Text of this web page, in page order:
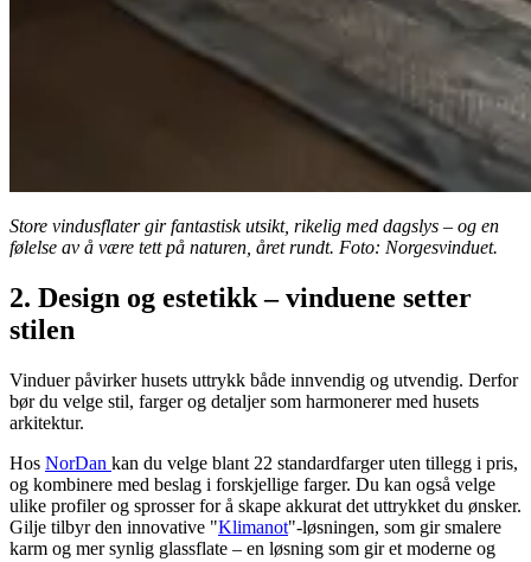
Store vindusflater gir fantastisk utsikt, rikelig med dagslys – og en
følelse av å være tett på naturen, året rundt. Foto: Norgesvinduet.
2. Design og estetikk – vinduene setter
stilen
Vinduer påvirker husets uttrykk både innvendig og utvendig. Derfor
bør du velge stil, farger og detaljer som harmonerer med husets
arkitektur.
Hos NorDan kan du velge blant 22 standardfarger uten tillegg i pris,
og kombinere med beslag i forskjellige farger. Du kan også velge
ulike profiler og sprosser for å skape akkurat det uttrykket du ønsker.
Gilje tilbyr den innovative "Klimanot"-løsningen, som gir smalere
karm og mer synlig glassflate – en løsning som gir et moderne og